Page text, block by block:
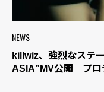
NEWS
killwiz、強烈なステ
ASIA”MV公開 プロ